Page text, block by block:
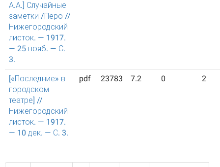
А.А.] Случайные
заметки /Перо //
Нижегородский
листок. — 1917.
— 25 нояб. — С.
3.
[«Последние» в
городском
театре] //
Нижегородский
листок. — 1917.
— 10 дек. — С. 3.
pdf 23783 7.2 0 2